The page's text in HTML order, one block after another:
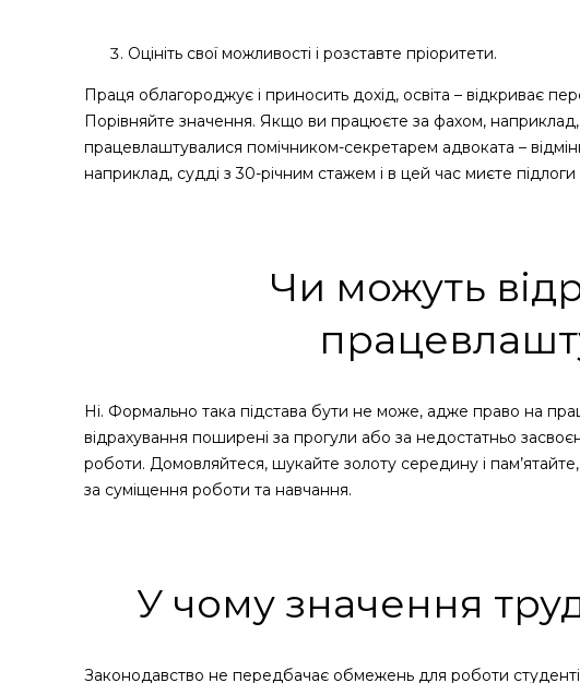
Оцініть свої можливості і розставте пріоритети.
Праця облагороджує і приносить дохід, освіта – відкриває
Порівняйте значення. Якщо ви працюєте за фахом,
працевлаштувалися помічником-секретарем адвоката –
наприклад, судді з 30-річним стажем і в цей час миєте
Чи можуть
Ні. Формально така підстава бути не може, адже право на
відрахування поширені за прогули або за недостатньо
роботи. Домовляйтеся, шукайте золоту середину і
за суміщення роботи та навчання.
У чому значення
Законодавство не передбачає обмежень для роботи